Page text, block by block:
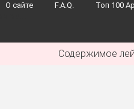
О сайте F.A.Q. Toп 100
Содержимое